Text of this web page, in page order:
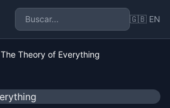
🇬🇧 EN
The Theory of Everything